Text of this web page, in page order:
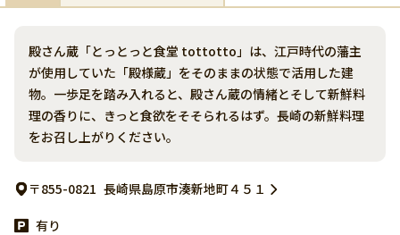
殿さん蔵「とっとっと食堂 tottotto」は、江戸時代の藩主
が使用していた「殿様蔵」をそのままの状態で活用した建
物。一歩足を踏み入れると、殿さん蔵の情緒とそして新鮮料
理の香りに、きっと食欲をそそられるはず。長崎の新鮮料理
をお召し上がりください。
〒855-0821 長崎県島原市湊新地町４５１
有り